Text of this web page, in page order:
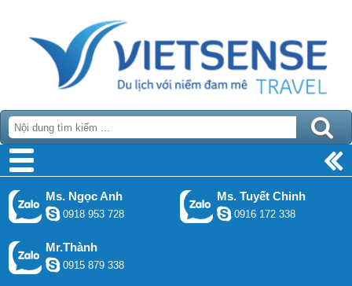
Ms. Ngọc Anh
0918 953 728
Ms. Tuyết Chinh
0916 172 338
Mr.Thành
0915 879 338